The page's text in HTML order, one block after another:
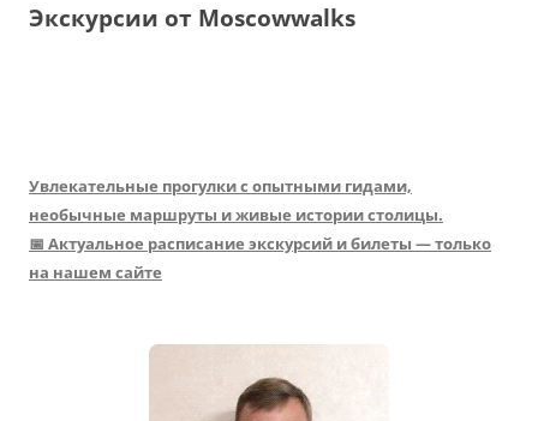
Экскурсии от Moscowwalks
Увлекательные прогулки с опытными гидами,
необычные маршруты и живые истории столицы.
📅 Актуальное расписание экскурсий и билеты — только
на нашем сайте